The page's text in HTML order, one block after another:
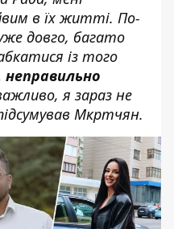
в їх житті. По-
довго, багато
із того
неправильно
я зараз не
Мкртчян.